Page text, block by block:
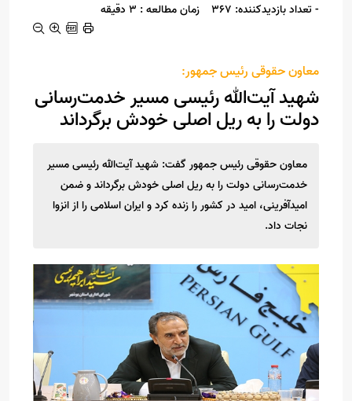
- تعداد بازدیدکننده: 367
زمان مطالعه : 3 دقیقه
معاون حقوقى رئیس جمهور:
شهید آیت‌الله رئیسی مسیر خدمت‌رسانی
دولت را به ریل اصلی خودش برگرداند
معاون حقوقى رئیس جمهور گفت: شهید آیت‌الله رئیسی مسیر
خدمت‌رسانی دولت را به ریل اصلی خودش برگرداند و ضمن
امیدآفرینی، امید در کشور را زنده کرد و ایران اسلامی را از انزوا
نجات داد.